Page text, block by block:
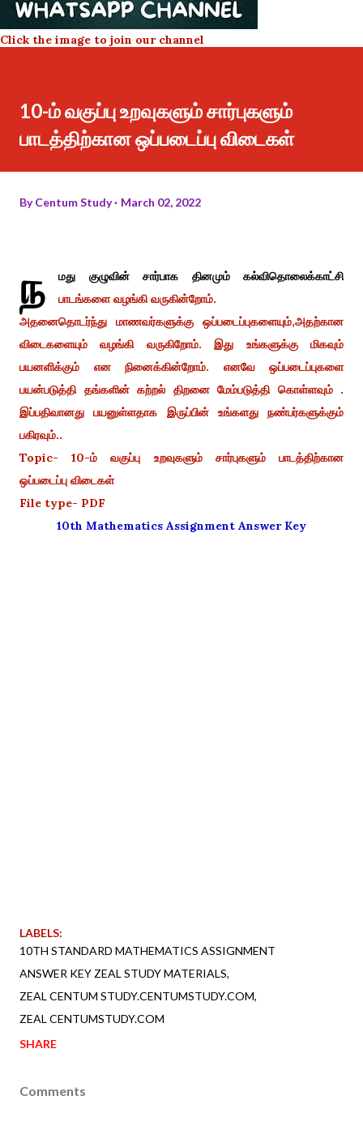
Click the image to join our channel
10-ம் வகுப்பு உறவுகளும் சார்புகளும்
பாடத்திற்கான ஒப்படைப்பு விடைகள்
ByCentum Study March 02, 2022
ந
மது குழுவின் சார்பாக தினமும் கல்விதொலைக்காட்சி
பாடங்களை வழங்கி வருகின்றோம்.
அதனைதொடர்ந்து மாணவர்களுக்கு ஒப்படைப்புகளையும்,அதற்கான
விடைகளையும் வழங்கி வருகிறோம். இது உங்களுக்கு மிகவும்
பயனளிக்கும் என நினைக்கின்றோம். எனவே ஒப்படைப்புகளை
பயன்படுத்தி தங்களின் கற்றல் திறனை மேம்படுத்தி கொள்ளவும் .
இப்பதிவானது பயனுள்ளதாக இருப்பின் உங்களது நண்பர்களுக்கும்
பகிரவும்..
Topic- 10-ம் வகுப்பு உறவுகளும் சார்புகளும் பாடத்திற்கான
ஒப்படைப்பு விடைகள்
File type- PDF
10th Mathematics Assignment Answer Key
LABELS:
10TH STANDARD MATHEMATICS ASSIGNMENT
ANSWER KEY ZEAL STUDY MATERIALS
ZEAL CENTUM STUDY.CENTUMSTUDY.COM
ZEAL CENTUMSTUDY.COM
SHARE
Comments